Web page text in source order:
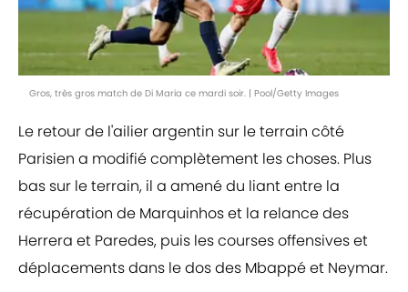
Gros, très gros match de Di Maria ce mardi soir. | Pool/Getty Images
Le retour de l'ailier argentin sur le terrain côté
Parisien a modifié complètement les choses. Plus
bas sur le terrain, il a amené du liant entre la
récupération de Marquinhos et la relance des
Herrera et Paredes, puis les courses offensives et
déplacements dans le dos des Mbappé et Neymar.